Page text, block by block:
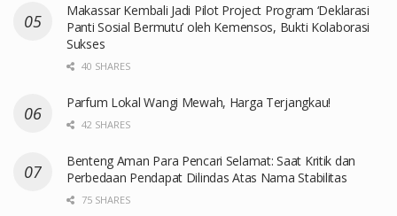
Makassar Kembali Jadi Pilot Project Program ‘Deklarasi
Panti Sosial Bermutu’ oleh Kemensos, Bukti Kolaborasi
Sukses
40 SHARES
Parfum Lokal Wangi Mewah, Harga Terjangkau!
42 SHARES
Benteng Aman Para Pencari Selamat: Saat Kritik dan
Perbedaan Pendapat Dilindas Atas Nama Stabilitas
75 SHARES